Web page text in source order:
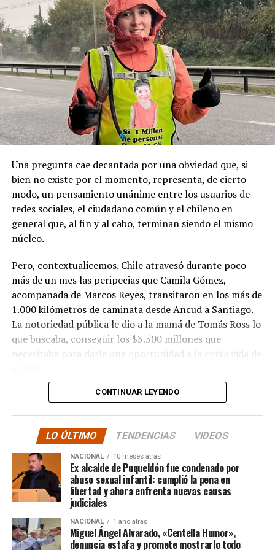
locales, principalmente de derecha.
Pese a la gravedad a la gravedad de los hechos, no se
registraron declaraciones públicas de su partido ni
sanciones políticas posteriores.
permanente y se haga justicia con esta posesión
geopolítica que es tan importante”.
Recordemos que el 21 de Septiembre de 1883 se produjo
la Toma de Posesión del Estrecho de Magallanes, donde
el capitán Juan Guillermos y 23 tripulantes a bordo de la
Goleta de Guerra Ancud de la Armada tomaron posesión
de estas tierras patagónicas donde izaron la bandera
nacional declarando este territorio como parte de Chile.
Una pregunta cae decantada por una obviedad que, si
bien no existe por el momento, representa, de cierto
modo, un pensamiento unánime entre los usuarios de
redes sociales, el ciudadano común y el chileno en
general que, al fin y al cabo, terminan siendo el mismo
núcleo.
Pero, contextualicemos. Chile atravesó durante poco
más de un mes las peripecias que Camila Gómez,
acompañada de Marcos Reyes, transitaron en los más de
1.000 kilómetros de caminata desde Ancud a Santiago.
La notoriedad pública le dio a la mamá de Tomás Ross lo
que buscaba, conseguir los $3.500 millones que
necesitaba para darle una oportunidad a la corta vida de
La solidaridad y empatía de los chilenos en cada paso
sino que se superó con creces. De hecho, el último
cómputo dado a conocer reveló la suma total de
$3.689.545.200.
Según Camila Gómez, el excedente de casi $200
millones sería destinadopara los costos médicos
asociados al suministro del Elevidys «porque los 3.500
millonessolo incluye el frasco del fármaco y no los
otros gastos relacionados con los tres meses del
CONTINUAR LEYENDO
LO ÚLTIMO TENDENCIAS VIDEOS
NACIONAL 10 meses atras
Ex alcalde de Puqueldón fue condenado por
abuso sexual infantil: cumplió la pena en
libertad y ahora enfrenta nuevas causas
judiciales
NACIONAL 1 año atras
Miguel Ángel Alvarado, «Centella Humor»,
denuncia estafa y promete mostrarlo todo